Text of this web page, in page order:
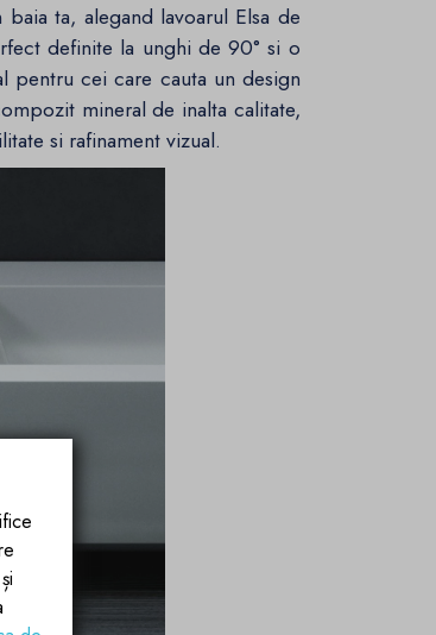
ta, alegand lavoarul Elsa de
definite la unghi de 90° si o
pentru cei care cauta un design
mineral de inalta calitate,
si rafinament vizual.